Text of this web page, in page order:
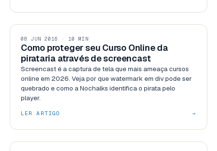
SEGURANÇA
08 JUN 2016 · 10 MIN
Como proteger seu Curso Online da
pirataria através de screencast
Screencast é a captura de tela que mais ameaça cursos
online em 2026. Veja por que watermark em div pode ser
quebrado e como a Nochalks identifica o pirata pelo
player.
LER ARTIGO →